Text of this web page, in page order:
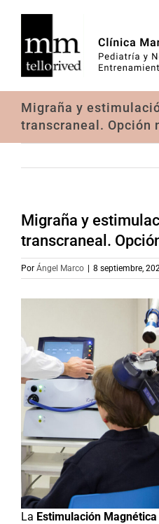
contenido
Migraña y
transcraneal. Opción
Migraña y
transcraneal.
Por Ángel Marco 8 septiembre,
La Estimulación